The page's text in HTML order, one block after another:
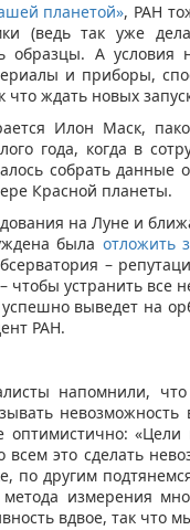
планетой», РАН
(ведь так уже
образцы. А
и приборы,
ждать новых
Илон Маск,
года, когда в
собрать
Красной планеты.
на Луне и
была отложить
–
чтобы устранить
успешно выведет на
РАН.
напомнили,
оптимистично:
это сделать
другим
измерения
вдвое, так что